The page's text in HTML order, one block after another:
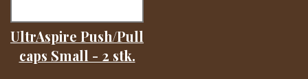
UltrAspire Push/Pull
caps Small - 2 stk.